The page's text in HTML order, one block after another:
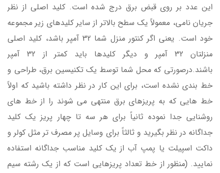
این عدد بر روی قبض برق درج شده است. کلید اصلی از نظر
جریان نامی، معمولاً یک سطح بالاتر از سایر کلیدهای زیر مجموعه
خود است. یعنی اگر کنتور منزل شما 32 آمپر باشد، کلید اصلی
منزلتان 32 آمپر و دیگر کلیدها باید کمتر از 32 آمپر
باشند.درصورتی که محل شما توسط یک تکنیسین برق، طراحی و
خط بندی نشده است، برای این کار در نظر داشته باشید که اولاً
خط هایی که به پریزهای برق منتهی می شوند را از خط های
روشنایی جدا نموده ثانیاً برای هر سه تا چهار پریز یک کلید
جداگانه در نظر بگیرید و ثالثاً برای وسایل پر مصرف تر مثل کولر و
داکت اسپیلت یا پمپ آب از یک کلید مناسب جداگانه استفاده
نمایید. (منظور از خط تعداد پریزهایی است که از یک رشته سیم